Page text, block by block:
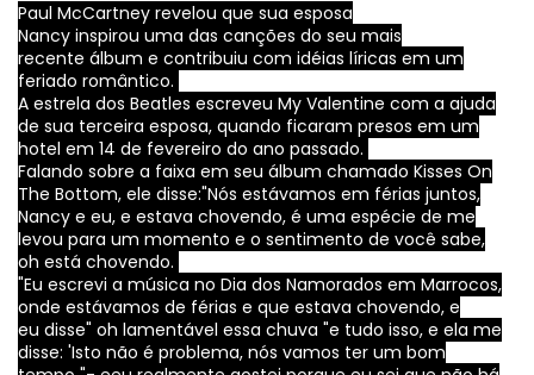
Paul McCartney revelou que sua esposa
Nancy inspirou uma das canções do seu mais
recente álbum e contribuiu com idéias líricas em um
feriado romântico.
A estrela dos Beatles escreveu My Valentine com a ajuda
de sua terceira esposa, quando ficaram presos em um
hotel em 14 de fevereiro do ano passado.
Falando sobre a faixa em seu álbum chamado Kisses On
The Bottom, ele disse:"Nós estávamos em férias juntos,
Nancy e eu, e estava chovendo, é uma espécie de me
levou para um momento e o sentimento de você sabe,
oh está chovendo.
"Eu escrevi a música no Dia dos Namorados em Marrocos,
onde estávamos de férias e que estava chovendo, e
eu disse" oh lamentável essa chuva "e tudo isso, e ela me
disse: 'Isto não é problema, nós vamos ter um bom